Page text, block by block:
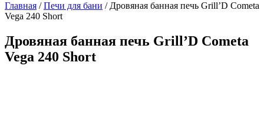
Главная /Печи для бани / Дровяная банная печь Grill’D Cometa
Vega 240 Short
Дровяная банная печь Grill’D Cometa
Vega 240 Short